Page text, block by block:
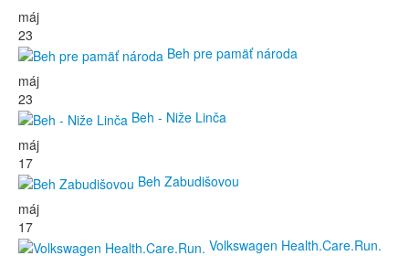
máj
23
Beh pre pamäť národa
máj
23
Beh - Niže Linča
máj
17
Beh Zabudišovou
máj
17
Volkswagen Health.Care.Run.